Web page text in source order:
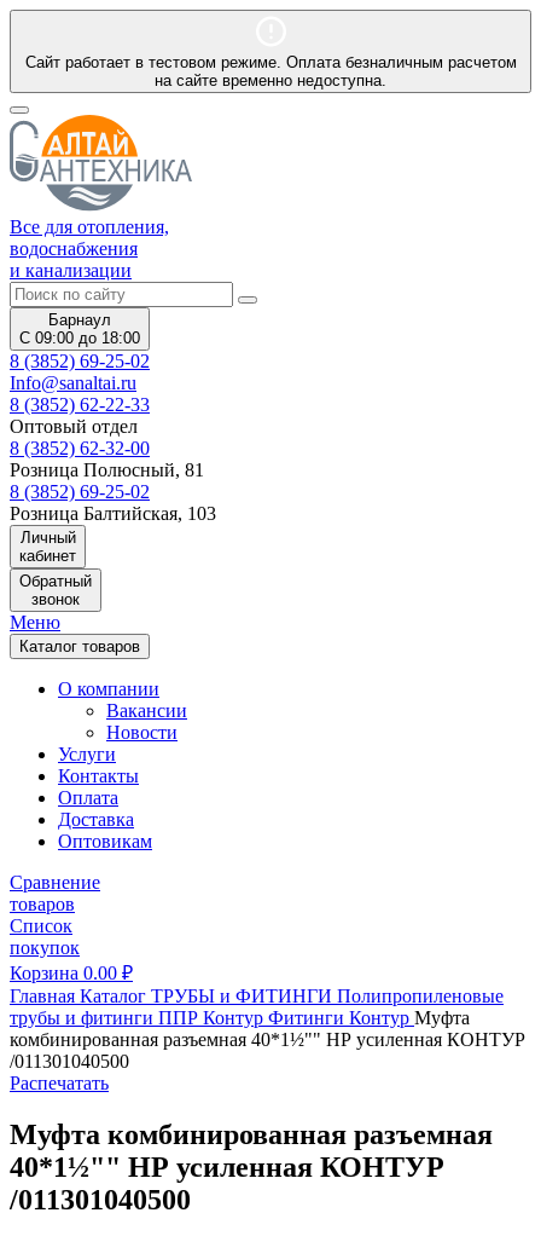
Сайт работает в тестовом режиме. Оплата безналичным расчетом
на сайте временно недоступна.
Все для отопления,
водоснабжения
и канализации
Барнаул
С 09:00 до 18:00
8 (3852) 69-25-02
Info@sanaltai.ru
8 (3852) 62-22-33
Оптовый отдел
8 (3852) 62-32-00
Розница Полюсный, 81
8 (3852) 69-25-02
Розница Балтийская, 103
Личный
кабинет
Обратный
звонок
Меню
Каталог товаров
О компании
Вакансии
Новости
Услуги
Контакты
Оплата
Доставка
Оптовикам
Сравнение
товаров
Список
покупок
Корзина 0.00 ₽
Главная Каталог ТРУБЫ и ФИТИНГИ Полипропиленовые
трубы и фитинги ППР Контур Фитинги Контур Муфта
комбинированная разъемная 40*1½"" НР усиленная КОНТУР
/011301040500
Распечатать
Муфта комбинированная разъемная
40*1½"" НР усиленная КОНТУР
/011301040500